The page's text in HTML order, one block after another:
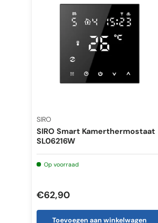
SIRO
SIRO Smart Kamerthermostaat
SL06216W
Op voorraad
€62,90
Toevoegen aan winkelwagen